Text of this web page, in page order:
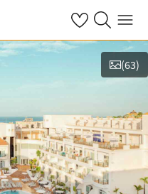
Se dine gemte
Søg påMenu
(63)